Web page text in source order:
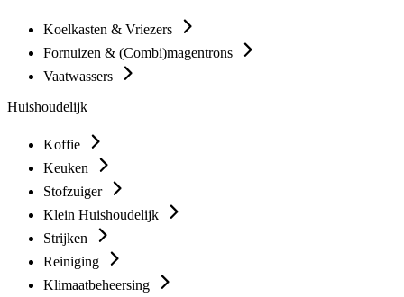
Koelkasten & Vriezers
Fornuizen & (Combi)magentrons
Vaatwassers
Huishoudelijk
Koffie
Keuken
Stofzuiger
Klein Huishoudelijk
Strijken
Reiniging
Klimaatbeheersing